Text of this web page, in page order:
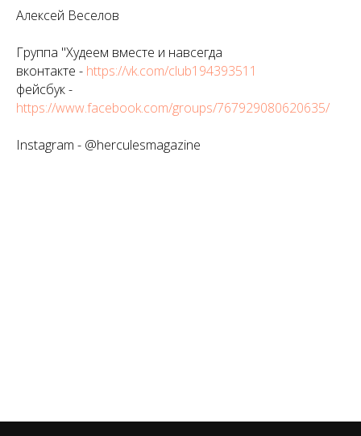
Алексей Веселов
Группа "Худеем вместе и навсегда
вконтакте - https://vk.com/club194393511
фейсбук -
https://www.facebook.com/groups/767929080620635/
Instagram - @herculesmagazine